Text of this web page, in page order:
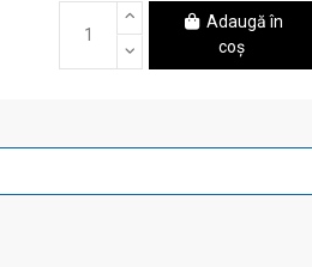
Adaugă în
coș